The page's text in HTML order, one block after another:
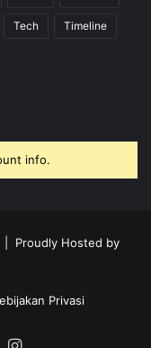
Tech Timeline
info.
| Proudly Hosted by
Privasi
Instagram